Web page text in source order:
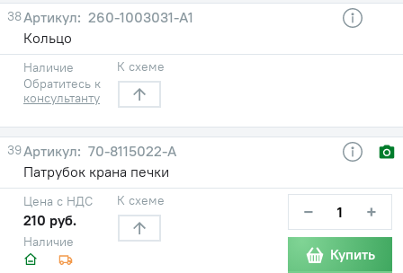
38
260-1003031-А1
Кольцо
Наличие
Обратитесь к
консультанту
К схеме
39
70-8115022-А
Патрубок крана печки
Наличие
Цена с НДС
210 руб.
К схеме − +
Купить